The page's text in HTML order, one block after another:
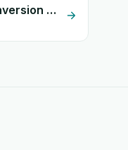
Coliix + Facebook Conversion API (CAPI)